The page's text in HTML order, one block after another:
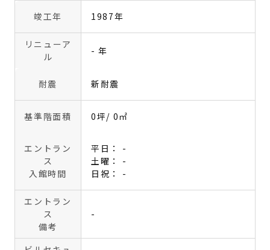
竣工年 1987年
リニューア
ル
- 年
耐震 新耐震
基準階面積 0坪/ 0㎡
エントラン
ス
入館時間
平日： -
土曜： -
日祝： -
エントラン
ス
備考
-